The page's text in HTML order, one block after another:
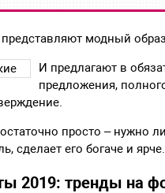
модный
И предлагают в
предложения,
просто – нужно
сделает его богаче и ярче.
2019: тренды на